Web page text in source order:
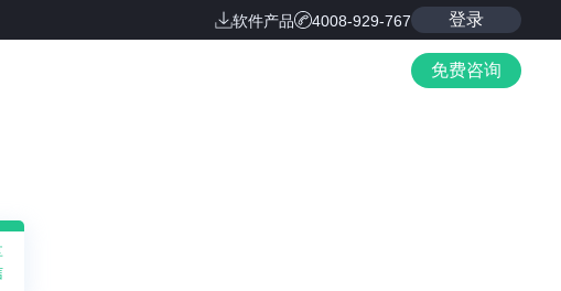
软件产品 4008-929-767 登录
免费咨询